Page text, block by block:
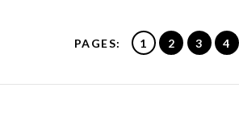
PAGES: 1 2 3 4